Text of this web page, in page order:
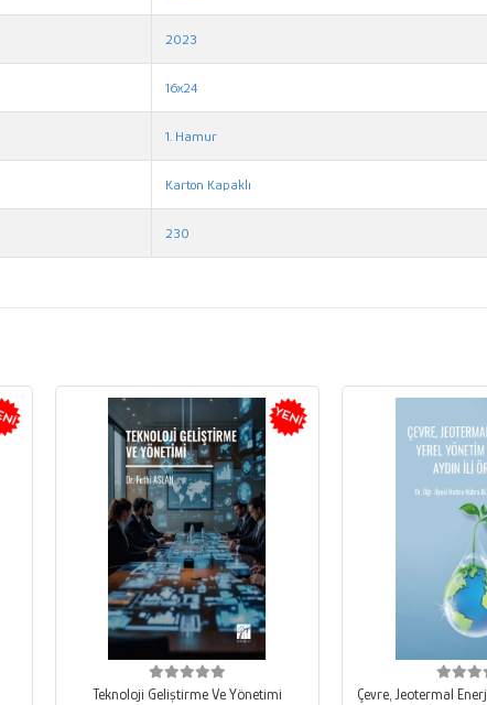
2023
16x24
1. Hamur
Karton Kapaklı
230
Teknoloji Geliştirme Ve Yönetimi
Çevre, Jeotermal